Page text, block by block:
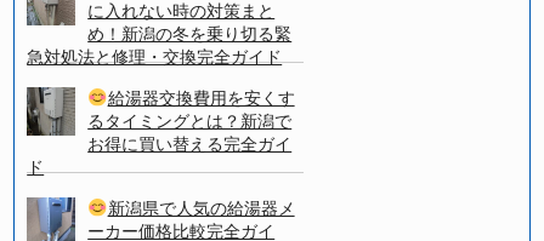
に入れない時の対策まと
め！新潟の冬を乗り切る緊
急対処法と修理・交換完全ガイド
給湯器交換費用を安くす
るタイミングとは？新潟で
お得に買い替える完全ガイ
ド
新潟県で人気の給湯器メ
ーカー価格比較完全ガイ